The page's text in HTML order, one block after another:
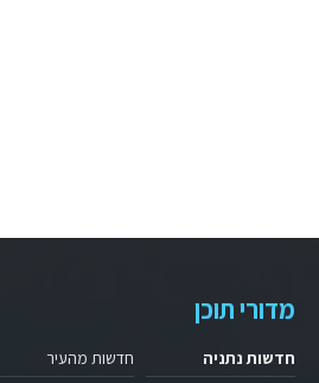
מדורי תוכן
חדשות נתניה
חדשות מהעיר